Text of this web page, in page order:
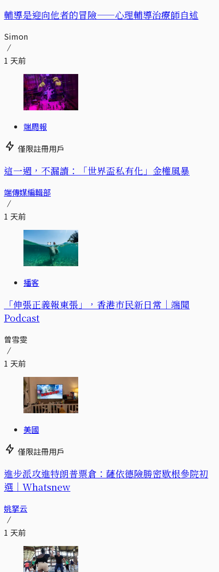
輔導是迎向他者的冒險——心理輔導治療師自述
Simon
1 天前
端周報
僅限註冊用戶
這一週，不漏讀：「世界盃私有化」金權風暴
端傳媒編輯部
1 天前
播客
「伸張正義報東張」，香港市民新日常｜端聞
Podcast
曾雪雯
1 天前
美國
僅限註冊用戶
進步派攻進特朗普票倉：薩依德險勝密歇根參院初
選｜Whatsnew
姚拏云
1 天前